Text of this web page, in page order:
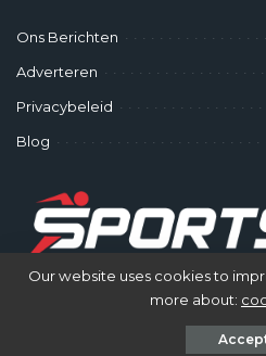
Ons Berichten
Adverteren
Privacybeleid
Blog
© SportsMania -
Our website uses cookies to
more about: